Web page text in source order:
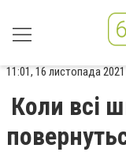
11:01, 16 листопада
Коли всі